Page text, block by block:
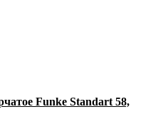
Funke Standart 58,